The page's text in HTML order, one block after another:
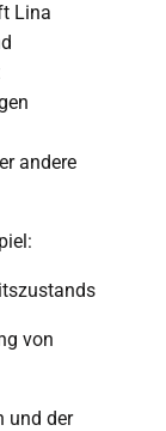
Lina
andere
von
und der